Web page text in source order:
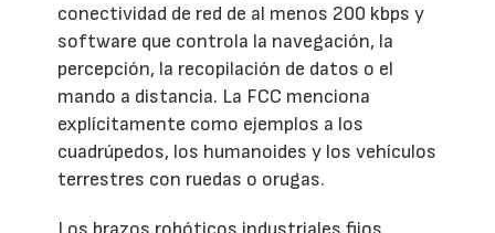
conectividad de red de al menos 200 kbps y
software que controla la navegación, la
percepción, la recopilación de datos o el
mando a distancia. La FCC menciona
explícitamente como ejemplos a los
cuadrúpedos, los humanoides y los vehículos
terrestres con ruedas o orugas.